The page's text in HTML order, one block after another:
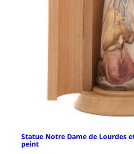
Statue Notre Dame de Lourdes
peint